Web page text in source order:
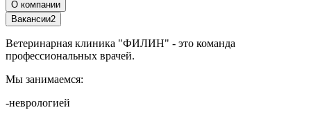
О компании
Вакансии2
Ветеринарная клиника "ФИЛИН" - это команда
профессиональных врачей.
Мы занимаемся:
-неврологией